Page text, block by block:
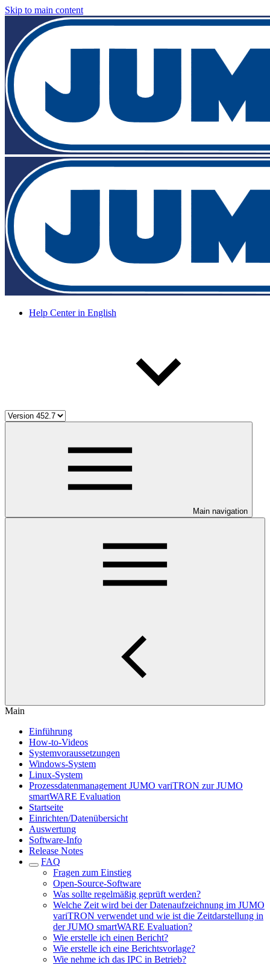
Skip to main content
Help Center in English
Main navigation
Main
Einführung
How-to-Videos
Systemvoraussetzungen
Windows-System
Linux-System
Prozessdatenmanagement JUMO variTRON zur JUMO
smartWARE Evaluation
Startseite
Einrichten/Datenübersicht
Auswertung
Software-Info
Release Notes
FAQ
Fragen zum Einstieg
Open-Source-Software
Was sollte regelmäßig geprüft werden?
Welche Zeit wird bei der Datenaufzeichnung im JUMO
variTRON verwendet und wie ist die Zeitdarstellung in
der JUMO smartWARE Evaluation?
Wie erstelle ich einen Bericht?
Wie erstelle ich eine Berichtsvorlage?
Wie nehme ich das IPC in Betrieb?